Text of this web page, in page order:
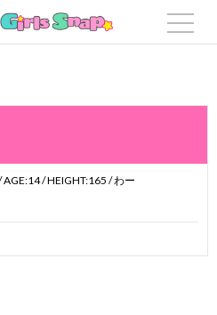
WORK:学生 / AGE:14 / HEIGHT:165 / わー